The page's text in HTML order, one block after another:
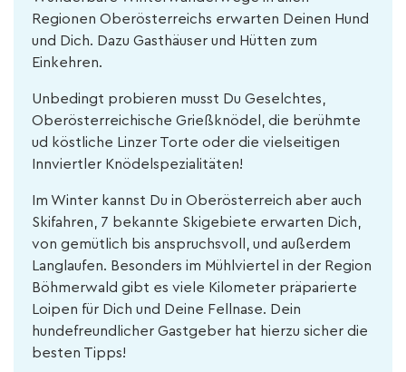
Regionen Oberösterreichs erwarten Deinen Hund
und Dich. Dazu Gasthäuser und Hütten zum
Einkehren.
Unbedingt probieren musst Du Geselchtes,
Oberösterreichische Grießknödel, die berühmte
ud köstliche Linzer Torte oder die vielseitigen
Innviertler Knödelspezialitäten!
Im Winter kannst Du in Oberösterreich aber auch
Skifahren, 7 bekannte Skigebiete erwarten Dich,
von gemütlich bis anspruchsvoll, und außerdem
Langlaufen. Besonders im Mühlviertel in der Region
Böhmerwald gibt es viele Kilometer präparierte
Loipen für Dich und Deine Fellnase. Dein
hundefreundlicher Gastgeber hat hierzu sicher die
besten Tipps!